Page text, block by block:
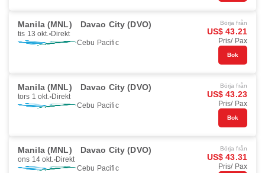
Manila (MNL) Davao City (DVO)
tis 13 okt. Direkt
Cebu Pacific
Börja från
US$ 43.21
Pris/ Pax
Bok
Manila (MNL) Davao City (DVO)
tors 1 okt. Direkt
Cebu Pacific
Börja från
US$ 43.23
Pris/ Pax
Bok
Manila (MNL) Davao City (DVO)
ons 14 okt. Direkt
Cebu Pacific
Börja från
US$ 43.31
Pris/ Pax